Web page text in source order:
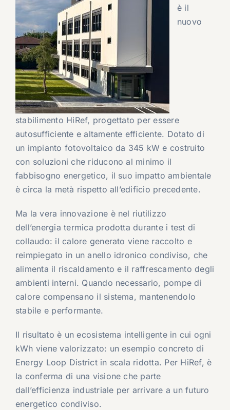
è il
nuovo
stabilimento HiRef, progettato per essere
autosufficiente e altamente efficiente. Dotato di
un impianto fotovoltaico da 345 kW e costruito
con soluzioni che riducono al minimo il
fabbisogno energetico, il suo impatto ambientale
è circa la metà rispetto all’edificio precedente.
Ma la vera innovazione è nel riutilizzo
dell’energia termica prodotta durante i test di
collaudo: il calore generato viene raccolto e
reimpiegato in un anello idronico condiviso, che
alimenta il riscaldamento e il raffrescamento degli
ambienti interni. Quando necessario, pompe di
calore compensano il sistema, mantenendolo
stabile e performante.
Il risultato è un ecosistema intelligente in cui ogni
kWh viene valorizzato: un esempio concreto di
Energy Loop District in scala ridotta. Per HiRef, è
la conferma di una visione che parte
dall’efficienza industriale per arrivare a un futuro
energetico condiviso.